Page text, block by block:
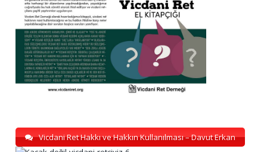
Vicdani Ret Hakkı ve Hakkın Kullanılması – Davut Erkan